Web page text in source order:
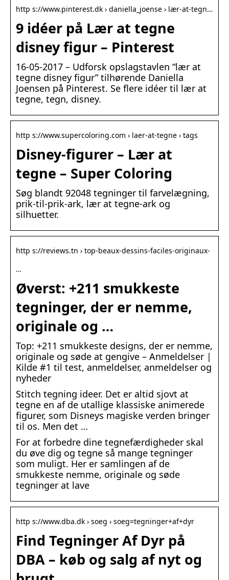
http s://www.pinterest.dk › daniella_joense › lær-at-tegn…
9 idéer på Lær at tegne
disney figur – Pinterest
16-05-2017 – Udforsk opslagstavlen “lær at
tegne disney figur” tilhørende Daniella
Joensen på Pinterest. Se flere idéer til lær at
tegne, tegn, disney.
http s://www.supercoloring.com › laer-at-tegne › tags
Disney-figurer – Lær at
tegne – Super Coloring
Søg blandt 92048 tegninger til farvelægning,
prik-til-prik-ark, lær at tegne-ark og
silhuetter.
http s://reviews.tn › top-beaux-dessins-faciles-originaux-
…
Øverst: +211 smukkeste
tegninger, der er nemme,
originale og …
Top: +211 smukkeste designs, der er nemme,
originale og søde at gengive – Anmeldelser |
Kilde #1 til test, anmeldelser, anmeldelser og
nyheder
Stitch tegning ideer. Det er altid sjovt at
tegne en af ​​de utallige klassiske animerede
figurer, som Disneys magiske verden bringer
til os. Men det …
For at forbedre dine tegnefærdigheder skal
du øve dig og tegne så mange tegninger
som muligt. Her er samlingen af ​​de
smukkeste nemme, originale og søde
tegninger at lave
http s://www.dba.dk › soeg › soeg=tegninger+af+dyr
Find Tegninger Af Dyr på
DBA – køb og salg af nyt og